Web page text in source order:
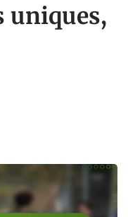
uniques,